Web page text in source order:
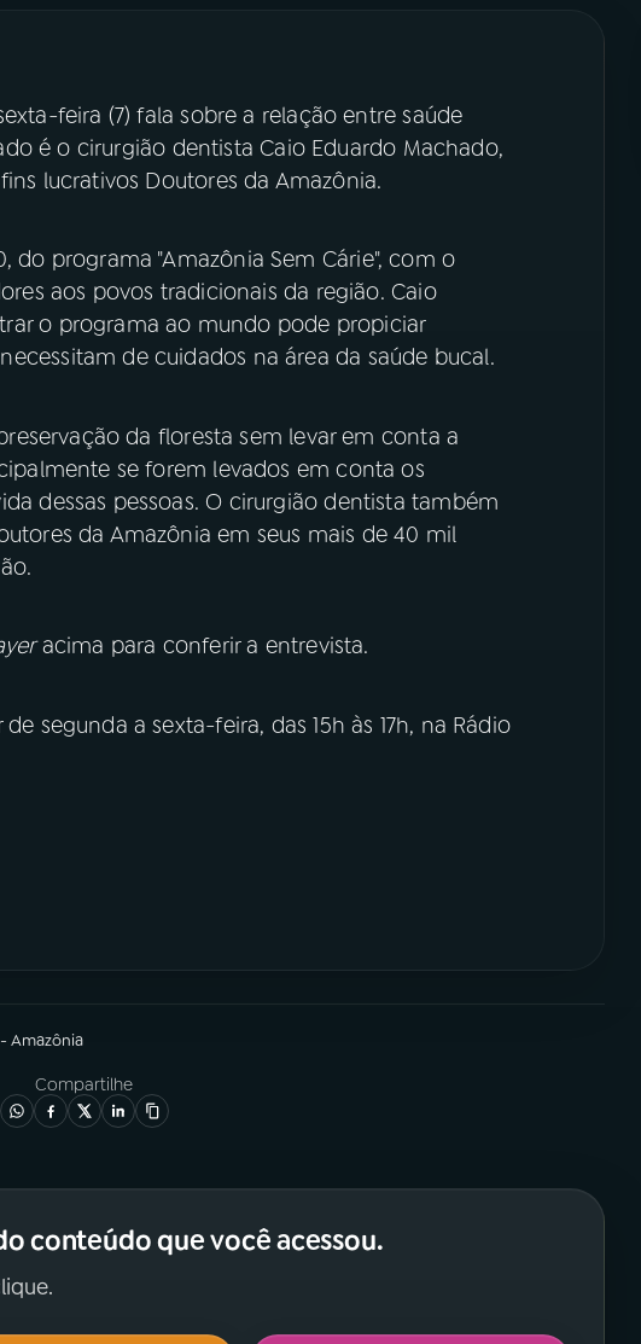
feira (7) fala sobre a relação entre saúde
é o cirurgião dentista Caio Eduardo Machado,
lucrativos Doutores da Amazônia.
do programa "Amazônia Sem Cárie", com o
aos povos tradicionais da região. Caio
o programa ao mundo pode propiciar
de cuidados na área da saúde bucal.
da floresta sem levar em conta a
se forem levados em conta os
dessas pessoas. O cirurgião dentista também
da Amazônia em seus mais de 40 mil
acima para conferir a entrevista.
segunda a sexta-feira, das 15h às 17h, na Rádio
Amazônia
Compartilhe
conteúdo que você acessou.